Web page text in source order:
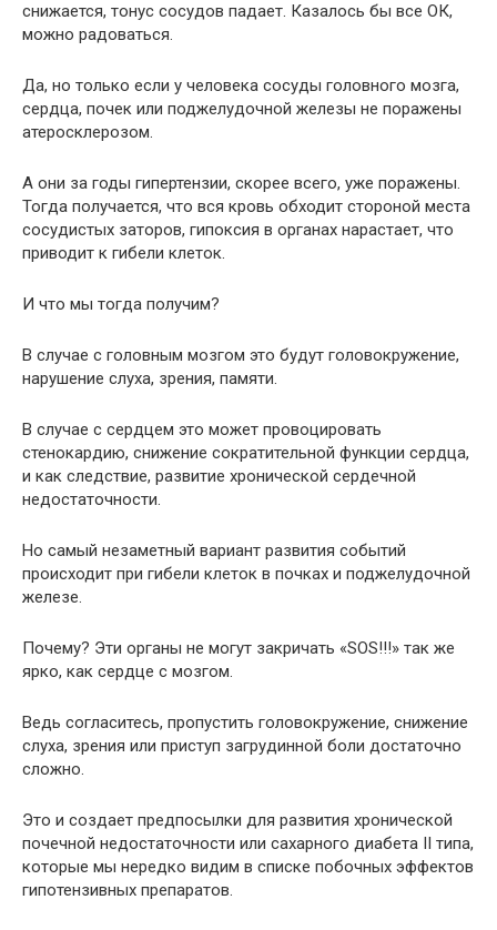
снижается, тонус сосудов падает. Казалось бы все ОК,
можно радоваться.
Да, но только если у человека сосуды головного мозга,
сердца, почек или поджелудочной железы не поражены
атеросклерозом.
А они за годы гипертензии, скорее всего, уже поражены.
Тогда получается, что вся кровь обходит стороной места
сосудистых заторов, гипоксия в органах нарастает, что
приводит к гибели клеток.
И что мы тогда получим?
В случае с головным мозгом это будут головокружение,
нарушение слуха, зрения, памяти.
В случае с сердцем это может провоцировать
стенокардию, снижение сократительной функции сердца,
и как следствие, развитие хронической сердечной
недостаточности.
Но самый незаметный вариант развития событий
происходит при гибели клеток в почках и поджелудочной
железе.
Почему? Эти органы не могут закричать «SOS!!!» так же
ярко, как сердце с мозгом.
Ведь согласитесь, пропустить головокружение, снижение
слуха, зрения или приступ загрудинной боли достаточно
сложно.
Это и создает предпосылки для развития хронической
почечной недостаточности или сахарного диабета II типа,
которые мы нередко видим в списке побочных эффектов
гипотензивных препаратов.